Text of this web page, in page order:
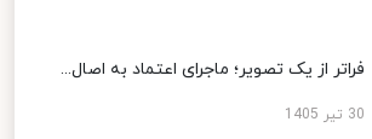
فراتر از یک تصویر؛ ماجرای اعتماد به اصال...
30 تیر 1405